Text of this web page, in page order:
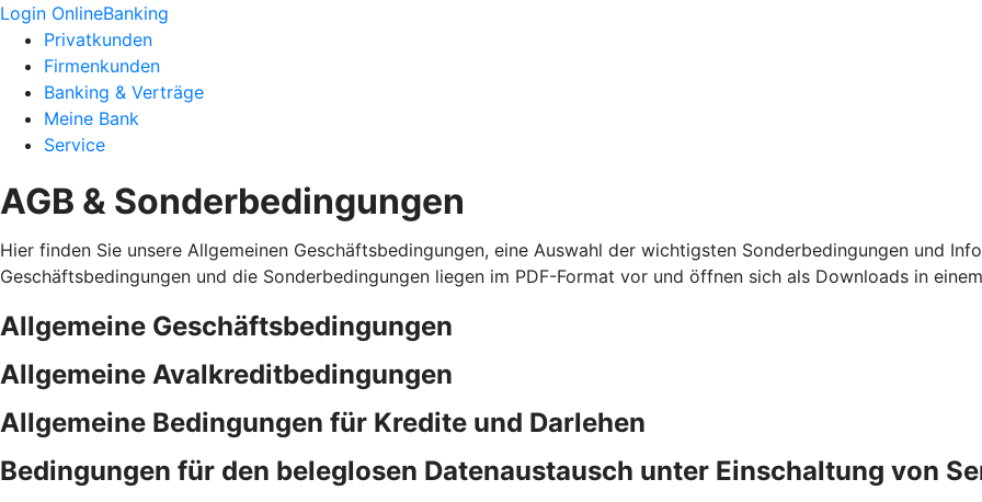
Login OnlineBanking
Privatkunden
Firmenkunden
Banking & Verträge
Meine Bank
Service
AGB & Sonderbedingungen
Hier finden Sie unsere Allgemeinen Geschäftsbedingungen, eine Auswahl der wichtigsten Sonderbedingungen und
Geschäftsbedingungen und die Sonderbedingungen liegen im PDF-Format vor und öffnen sich als Downloads in
Allgemeine Geschäftsbedingungen
Allgemeine Avalkreditbedingungen
Allgemeine Bedingungen für Kredite und Darlehen
Bedingungen für den beleglosen Datenaustausch unter Einschaltung von